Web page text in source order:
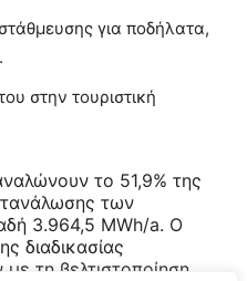
για ποδήλατα,
στην τουριστική
το 51,9% της
των
3.964,5 MWh/a. Ο
διαδικασίας
τη βελτιστοποίηση